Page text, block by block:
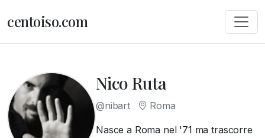
centoiso.com
Nico Ruta
@nibart Roma
Nasce a Roma nel '71 ma trascorre